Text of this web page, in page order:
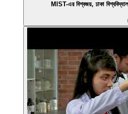
MIST-এর বিশ্বজয়, ঢাকা